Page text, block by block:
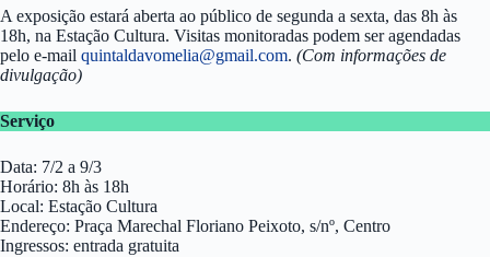
A exposição estará aberta ao público de segunda a sexta, das 8h às
18h, na Estação Cultura. Visitas monitoradas podem ser agendadas
pelo e-mail quintaldavomelia@gmail.com. (Com informações de
divulgação)
Serviço
Data: 7/2 a 9/3
Horário: 8h às 18h
Local: Estação Cultura
Endereço: Praça Marechal Floriano Peixoto, s/nº, Centro
Ingressos: entrada gratuita